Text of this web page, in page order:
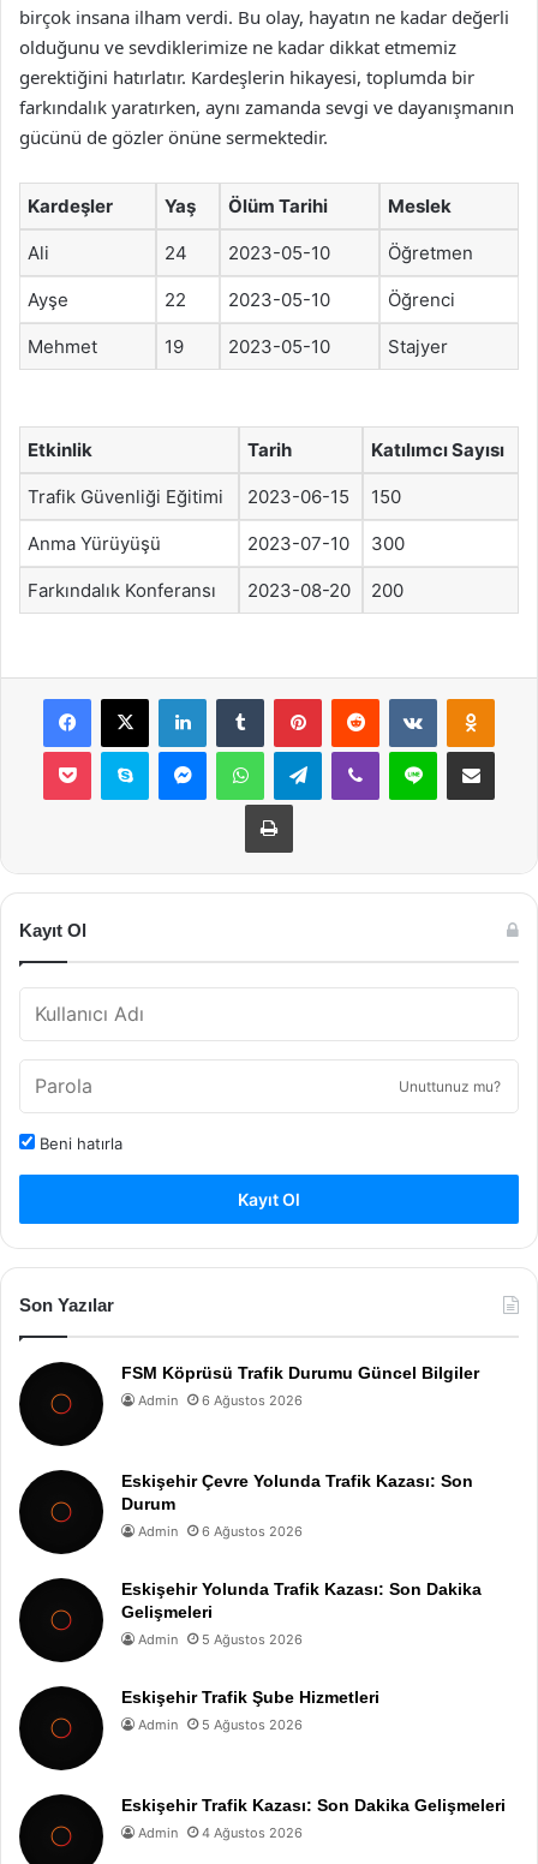
birçok insana ilham verdi. Bu olay, hayatın ne kadar değerli
olduğunu ve sevdiklerimize ne kadar dikkat etmemiz
gerektiğini hatırlatır. Kardeşlerin hikayesi, toplumda bir
farkındalık yaratırken, aynı zamanda sevgi ve dayanışmanın
gücünü de gözler önüne sermektedir.
Kardeşler Yaş Ölüm Tarihi Meslek
Ali 24 2023-05-10 Öğretmen
Ayşe 22 2023-05-10 Öğrenci
Mehmet 19 2023-05-10 Stajyer
Etkinlik Tarih Katılımcı Sayısı
Trafik Güvenliği Eğitimi 2023-06-15 150
Anma Yürüyüşü 2023-07-10 300
Farkındalık Konferansı 2023-08-20 200
Facebook
X LinkedInTumblr PinterestReddit VKontakte
Pocket Skype MessengerWhatsAppTelegramViber Line E-Posta ile
Yazdır
Kayıt Ol
Unuttunuz mu?
Beni hatırla
Kayıt Ol
Son Yazılar
FSM Köprüsü Trafik Durumu Güncel Bilgiler
Admin 6 Ağustos 2026
Eskişehir Çevre Yolunda Trafik Kazası: Son
Durum
Admin 6 Ağustos 2026
Eskişehir Yolunda Trafik Kazası: Son Dakika
Gelişmeleri
Admin 5 Ağustos 2026
Eskişehir Trafik Şube Hizmetleri
Admin 5 Ağustos 2026
Eskişehir Trafik Kazası: Son Dakika Gelişmeleri
Admin 4 Ağustos 2026